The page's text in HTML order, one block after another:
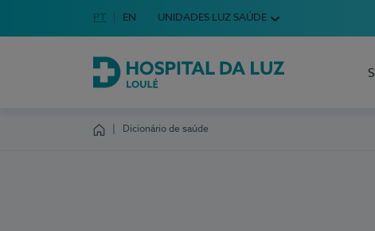
Escolha o seu idioma
Idioma em Português
PT English Language
EN UNIDADES LUZ SAÚDE
Hospital da Luz Loulé
Dicionário de saúde